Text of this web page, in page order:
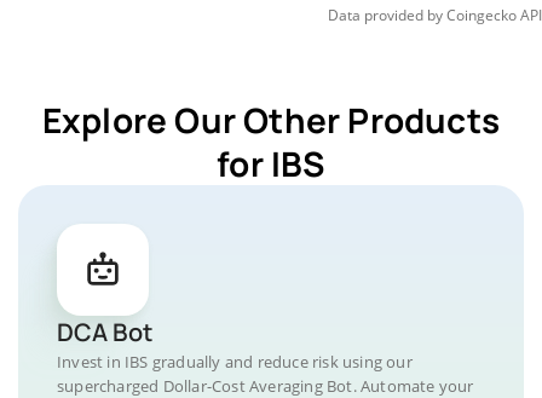
Data provided byCoingeckoAPI
Explore Our Other Products
for IBS
DCA Bot
Invest in IBS gradually and reduce risk using our
supercharged Dollar-Cost Averaging Bot. Automate your